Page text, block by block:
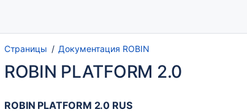
Страницы Документация ROBIN
ROBIN PLATFORM 2.0
ROBIN PLATFORM 2.0 RUS